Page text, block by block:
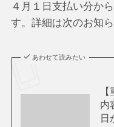
４月１日支払い分か
す。詳細は次のお知
あわせて読みたい
内
日